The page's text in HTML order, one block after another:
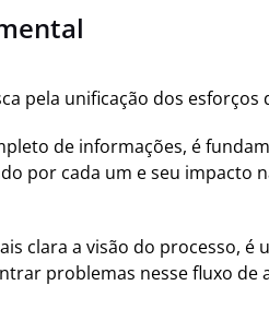
pela unificação dos esforços
de informações, é
por cada um e seu impacto
clara a visão do processo, é
problemas nesse fluxo de